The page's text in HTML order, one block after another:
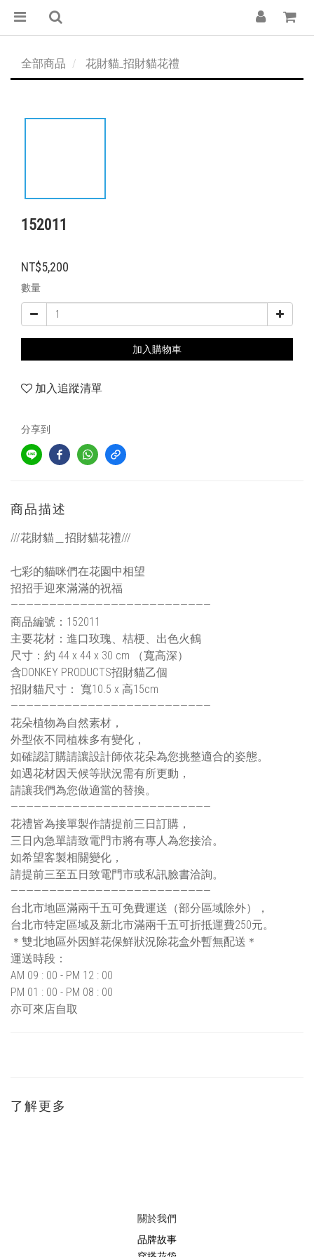
全部商品 花財貓_招財貓花禮
152011
NT$5,200
數量
加入購物車
加入追蹤清單
分享到
商品描述
///花財貓＿招財貓花禮///
七彩的貓咪們在花園中相望
招招手迎來滿滿的祝福
——————————————————————————
商品編號：152011
主要花材：進口玫瑰、桔梗、出色火鶴
尺寸：約 44 x 44 x 30 cm （寬高深）
含DONKEY PRODUCTS招財貓乙個
招財貓尺寸： 寬10.5 x 高15cm
——————————————————————————
花朵植物為自然素材，
外型依不同植株多有變化，
如確認訂購請讓設計師依花朵為您挑整適合的姿態。
如遇花材因天候等狀況需有所更動，
請讓我們為您做適當的替換。
——————————————————————————
花禮皆為接單製作請提前三日訂購，
三日內急單請致電門市將有專人為您接洽。
如希望客製相關變化，
請提前三至五日致電門市或私訊臉書洽詢。
——————————————————————————
台北市地區滿兩千五可免費運送（部分區域除外），
台北市特定區域及新北市滿兩千五可折抵運費250元。
＊雙北地區外因鮮花保鮮狀況除花盒外暫無配送＊
運送時段：
AM 09 : 00 - PM 12 : 00
PM 01 : 00 - PM 08 : 00
亦可來店自取
了解更多
關於我們
品牌故事